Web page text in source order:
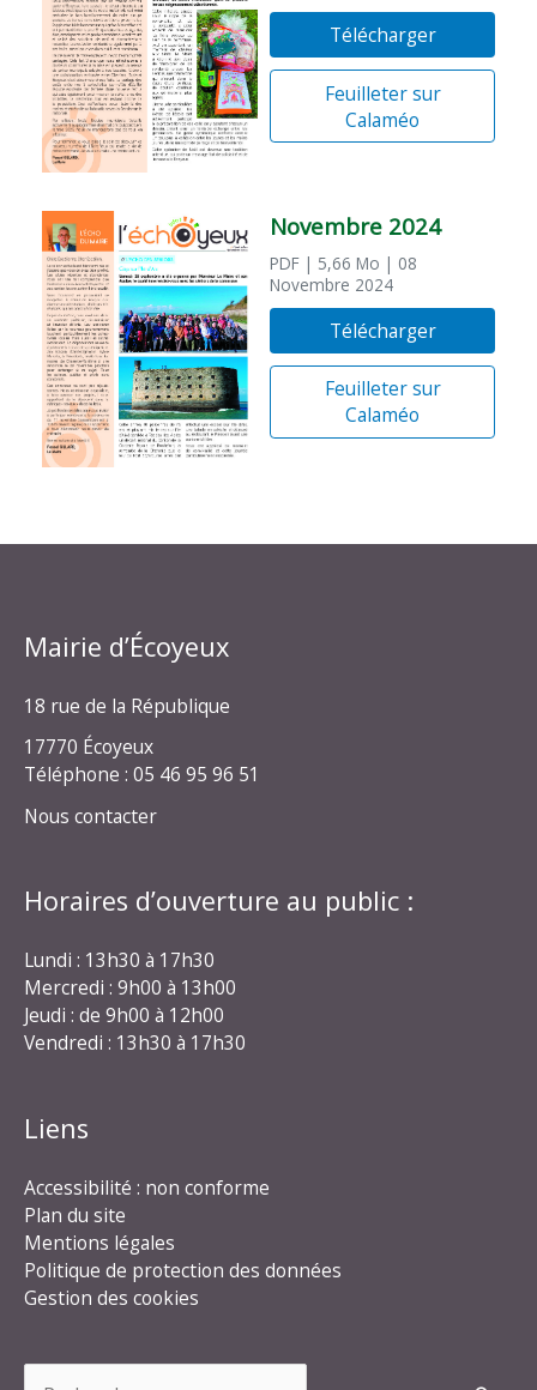
Télécharger
Feuilleter sur
Calaméo
Novembre 2024
PDF | 5,66 Mo | 08
Novembre 2024
Télécharger
Feuilleter sur
Calaméo
Mairie d’Écoyeux
18 rue de la République
17770 Écoyeux
Téléphone : 05 46 95 96 51
Nous contacter
Horaires d’ouverture au public :
Lundi : 13h30 à 17h30
Mercredi : 9h00 à 13h00
Jeudi : de 9h00 à 12h00
Vendredi : 13h30 à 17h30
Liens
Accessibilité : non conforme
Plan du site
Mentions légales
Politique de protection des données
Gestion des cookies